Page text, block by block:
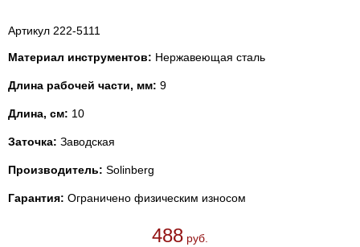
Артикул 222-5111
Материал инструментов: Нержавеющая сталь
Длина рабочей части, мм: 9
Длина, см: 10
Заточка: Заводская
Производитель: Solinberg
Гарантия: Ограничено физическим износом
488 руб.